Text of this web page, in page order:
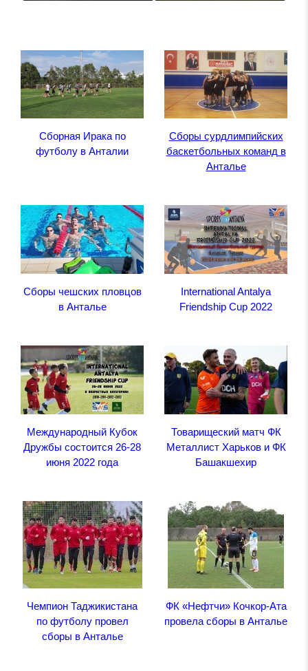
Сборная Ирака по
футболу в Анталии
Сборы сурдлимпийских
баскетбольных команд в
Анталье
Сборы чешских пловцов
в Анталье
International Antalya
Friendship Cup 2022
Международный Кубок
Дружбы состоится 26-28
июня 2022 года
Товарищеский матч ФК
Металлист Харьков и ФК
Башакшехир
Чемпион Таджикистана
по футболу провел
сборы в Анталье
ФК «Нефтчи» Кочкор-Ата
провела сборы в Анталье